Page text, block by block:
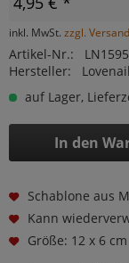
inkl. MwSt. zzgl.
Artikel-Nr.:
Hersteller:
auf Lager,
In den
Schablone aus
Kann
Größe: 12 x 6 cm